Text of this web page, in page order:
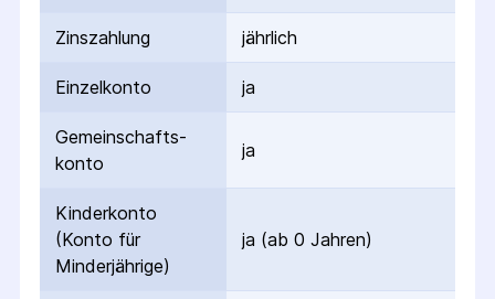
Zinszahlung jährlich
Einzelkonto ja
Gemeinschafts­
konto
ja
Kinderkonto
(Konto für
Minderjährige)
ja (ab 0 Jahren)